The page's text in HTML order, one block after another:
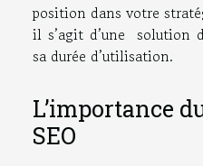
position dans votre
il s’agit d’une solution
sa durée d’utilisation.
L’importance
SEO